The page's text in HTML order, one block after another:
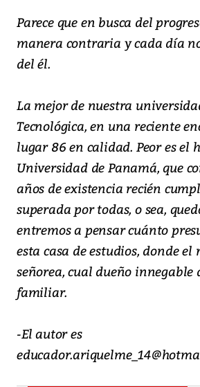
Parece que en busca del
manera contraria y cada día
del él.
La mejor de nuestra
Tecnológica, en una reciente
lugar 86 en calidad. Peor es el
Universidad de Panamá, que
años de existencia recién
superada por todas, o sea,
entremos a pensar cuánto
esta casa de estudios, donde el
señorea, cual dueño innegable
familiar.
-El autor es